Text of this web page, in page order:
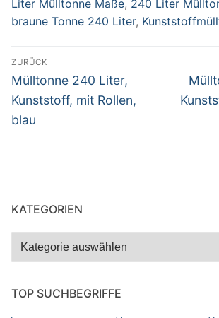
Liter Mülltonne Maße, 240 Liter
braune Tonne 240 Liter,
Beitragsnavigation
ZURÜCK
Vorheriger
Beitrag:
Mülltonne 240 Liter,
Kunststoff, mit Rollen,
blau
KATEGORIEN
Kategorien
TOP SUCHBEGRIFFE